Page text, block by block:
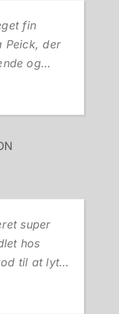
fin
Peick, der
og
klart
super
hos
til at lytte
og